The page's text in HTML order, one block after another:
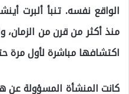
الواقع نفسه. تنبأ ألبرت
منذ أكثر من قرن من الزمان،
اكتشافها مباشرة لأول مرة حتى
كانت المنشأة المسؤولة